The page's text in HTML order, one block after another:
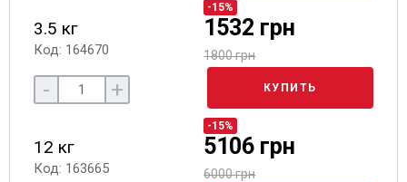
3.5 кг
Код: 164670
-15%
1532 грн
1800 грн
- + КУПИТЬ
12 кг
Код: 163665
-15%
5106 грн
6000 грн